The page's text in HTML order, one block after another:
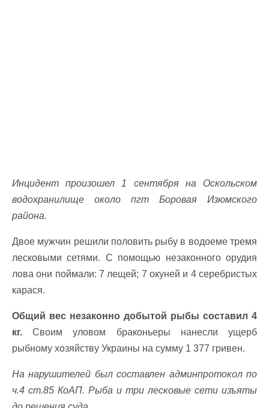
Инцидент произошел 1 сентября на Оскольском
водохранилище около пгт Боровая Изюмского
района.
Двое мужчин решили половить рыбу в водоеме тремя
лесковыми сетями. С помощью незаконного орудия
лова они поймали: 7 лещей; 7 окуней и 4 серебристых
карася.
Общий вес незаконно добытой рыбы составил 4
кг. Своим уловом браконьеры нанесли ущерб
рыбному хозяйству Украины на сумму 1 377 гривен.
На нарушителей был составлен админпротокол по
ч.4 ст.85 КоАП. Рыба и три лесковые сети изъяты